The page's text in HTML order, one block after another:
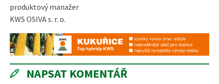
produktový manažer
KWS OSIVA s. r. o.
NAPSAT KOMENTÁŘ